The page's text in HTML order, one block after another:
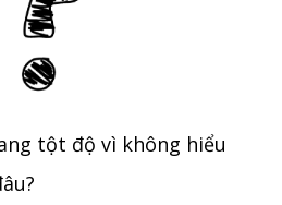
tột độ vì không hiểu